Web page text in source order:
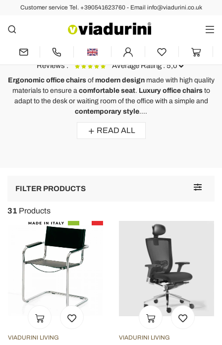
Customer service Tel. +390541623760 - Email info@viadurini.co.uk
Ergonomic Office Chairs - Made
in Italy
Reviews : Average Rating : 5,0
Meeting Room Chair in Black Leather and Metal – Cirillo
Questa sedia da ufficio si adatta perfettamente anche nelle sale
d'attesa, comode e dal design minimale rendo l'ambiente sobrio e
Ergonomic office chairsof modern designmade with high quality
materials to ensure a comfortable seat. Luxury office chairsto
adapt to the desk or waiting room of the office with a simple and
contemporary style....
READ ALL
Toggle
FILTER PRODUCTS
31 Products
VIADURINI LIVING VIADURINI LIVING